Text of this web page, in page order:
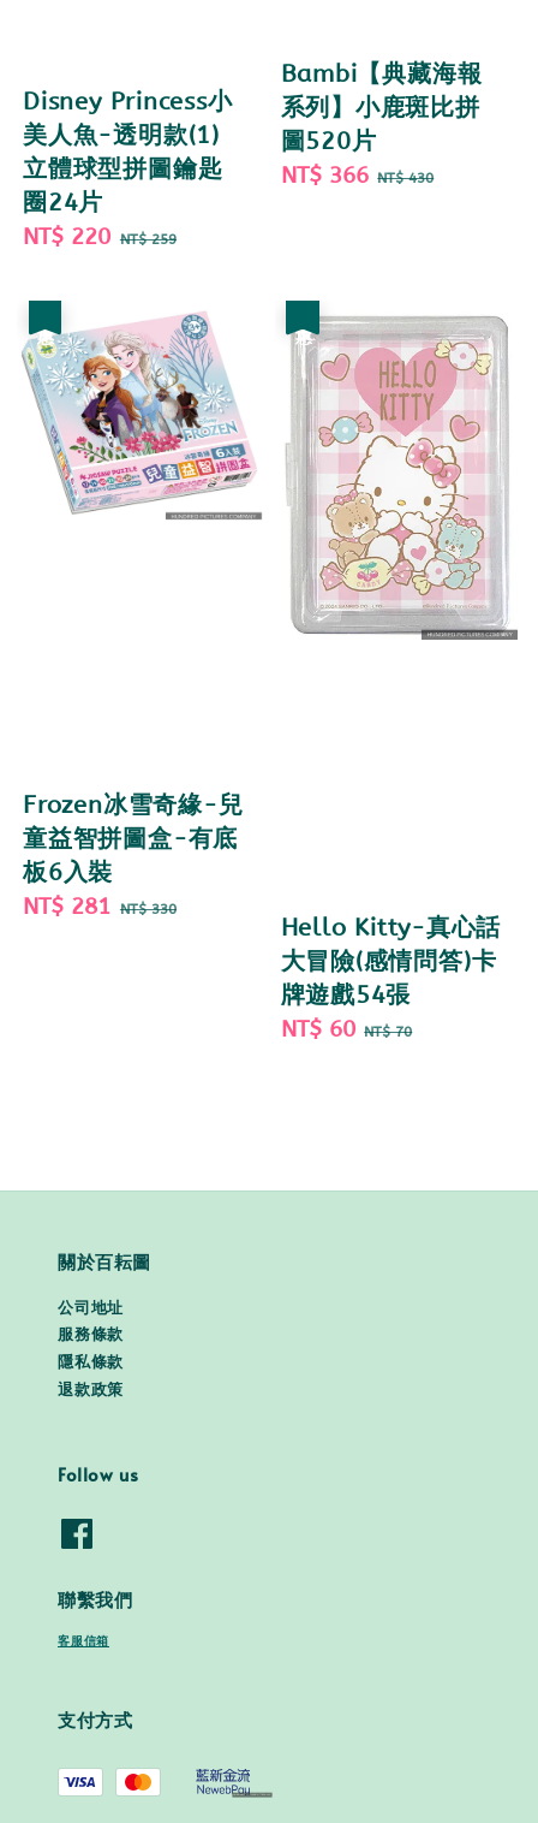
Disney Princess小
美人魚-透明款(1)
立體球型拼圖鑰匙
圈24片
Sale
NT$ 220 Regular
NT$ 259
Bambi【典藏海報
系列】小鹿斑比拼
圖520片
Sale
NT$ 366 Regular
NT$ 430
Frozen冰雪奇緣-兒
童益智拼圖盒-有底
板6入裝
Sale
NT$ 281 Regular
NT$ 330
Hello Kitty-真心話
大冒險(感情問答)卡
牌遊戲54張
Sale
NT$ 60 Regular
NT$ 70
關於百耘圖
公司地址
服務條款
隱私條款
退款政策
Follow us
聯繫我們
客服信箱
支付方式